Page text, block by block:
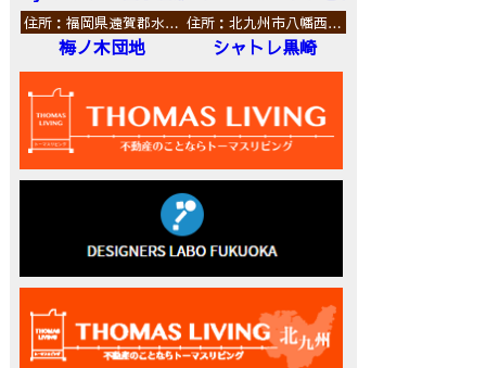
住所：福岡県遠賀郡水…
梅ノ木団地
住所：北九州市八幡西…
シャトレ黒崎